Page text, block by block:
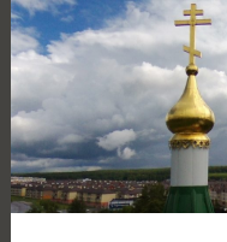
Перейти
к
содержимому